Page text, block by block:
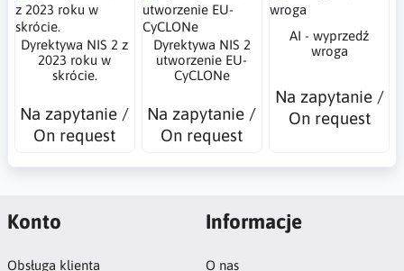
Dyrektywa NIS 2 z
2023 roku w
skrócie.
Na zapytanie /
On request
Dyrektywa NIS 2
utworzenie EU-
CyCLONe
Na zapytanie /
On request
AI - wyprzedź
wroga
Na zapytanie /
On request
Konto
Obsługa klienta
Informacje
O nas